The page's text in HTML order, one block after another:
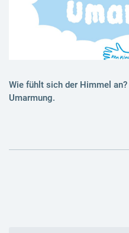
Wie fühlt sich der Himmel an?
Umarmung.